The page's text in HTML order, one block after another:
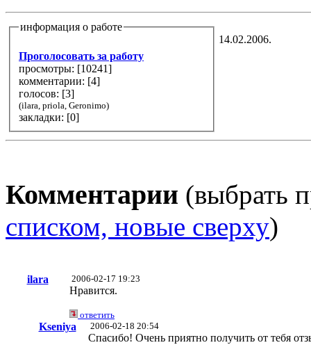
информация о работе
Проголосовать за работу
просмотры: [10241]
комментарии: [4]
голосов: [3]
(ilara, priola, Geronimo)
закладки: [0]
14.02.2006.
Комментарии (выбрать
списком, новые сверху)
ilara 2006-02-17 19:23
Нравится.
ответить
Kseniya 2006-02-18 20:54
Спасибо! Очень приятно получить от тебя